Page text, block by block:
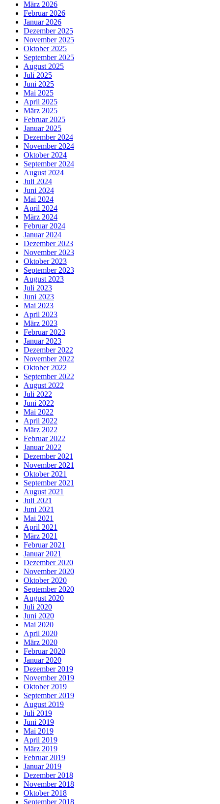
März 2026
Februar 2026
Januar 2026
Dezember 2025
November 2025
Oktober 2025
September 2025
August 2025
Juli 2025
Juni 2025
Mai 2025
April 2025
März 2025
Februar 2025
Januar 2025
Dezember 2024
November 2024
Oktober 2024
September 2024
August 2024
Juli 2024
Juni 2024
Mai 2024
April 2024
März 2024
Februar 2024
Januar 2024
Dezember 2023
November 2023
Oktober 2023
September 2023
August 2023
Juli 2023
Juni 2023
Mai 2023
April 2023
März 2023
Februar 2023
Januar 2023
Dezember 2022
November 2022
Oktober 2022
September 2022
August 2022
Juli 2022
Juni 2022
Mai 2022
April 2022
März 2022
Februar 2022
Januar 2022
Dezember 2021
November 2021
Oktober 2021
September 2021
August 2021
Juli 2021
Juni 2021
Mai 2021
April 2021
März 2021
Februar 2021
Januar 2021
Dezember 2020
November 2020
Oktober 2020
September 2020
August 2020
Juli 2020
Juni 2020
Mai 2020
April 2020
März 2020
Februar 2020
Januar 2020
Dezember 2019
November 2019
Oktober 2019
September 2019
August 2019
Juli 2019
Juni 2019
Mai 2019
April 2019
März 2019
Februar 2019
Januar 2019
Dezember 2018
November 2018
Oktober 2018
September 2018